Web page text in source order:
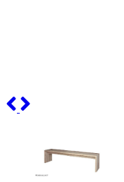
Previous